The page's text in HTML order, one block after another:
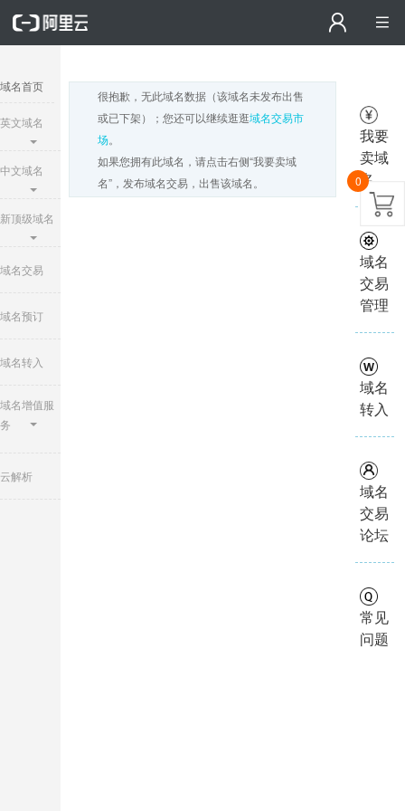
域名首页
英文域名
中文域名
新顶级域名
域名交易
域名预订
域名转入
域名增值服
务
云解析
很抱歉，无此域名数据（该域名未发布出售
或已下架）；您还可以继续逛逛域名交易市
场。
如果您拥有此域名，请点击右侧“我要卖域
名”，发布域名交易，出售该域名。
我要
卖域
名
域名
交易
管理
域名
转入
域名
交易
论坛
常见
问题
0